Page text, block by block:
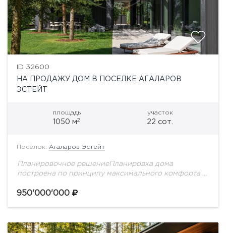
ID 32600
НА ПРОДАЖУ ДОМ В ПОСЕЛКЕ АГАЛАРОВ
ЭСТЕЙТ
площадь
1050 м2
участок
22 сот.
Посёлок: Агаларов Эстейт
Планировочное решениеПланировка дома
построена по принципу максимального комфорта и
встреч и отдыха расположены на первом этаже, а
950'000'000